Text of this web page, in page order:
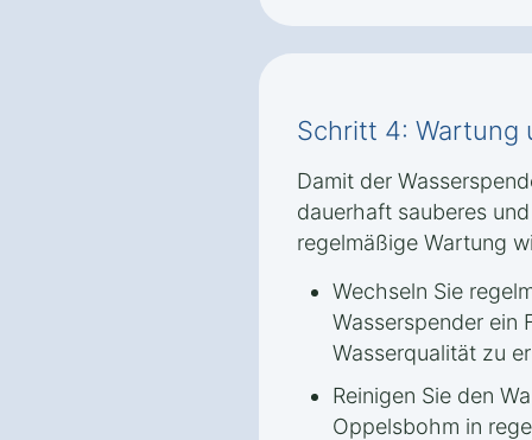
Schritt 4: Wartung
Damit der
dauerhaft sauberes
regelmäßige Wartung
Wechseln Sie
Wasserspender ein
Wasserqualität zu
Reinigen Sie den
Oppelsbohm in